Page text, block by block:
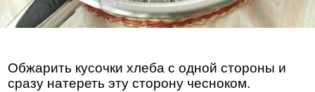
Обжарить кусочки хлеба с одной стороны и
сразу натереть эту сторону чесноком.